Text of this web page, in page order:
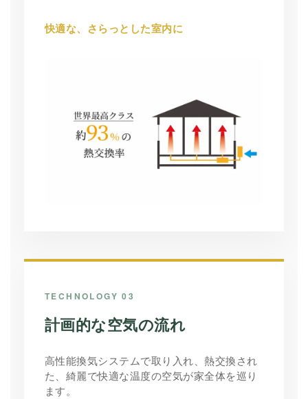
快適な、さらっとした室内に
TECHNOLOGY 03
計画的な空気の流れ
高性能換気システムで取り入れ、熱交換され
た、綺麗で快適な温度の空気が家全体を巡り
ます。